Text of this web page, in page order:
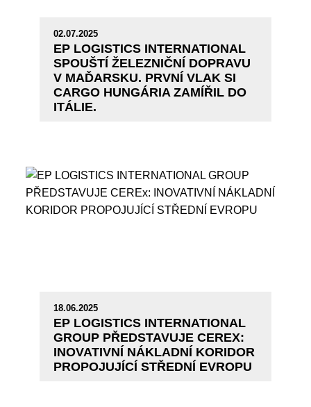
02.07.2025
EP LOGISTICS INTERNATIONAL
SPOUŠTÍ ŽELEZNIČNÍ DOPRAVU
V MAĎARSKU. PRVNÍ VLAK SI
CARGO HUNGÁRIA ZAMÍŘIL DO
ITÁLIE.
18.06.2025
EP LOGISTICS INTERNATIONAL
GROUP PŘEDSTAVUJE CEREX:
INOVATIVNÍ NÁKLADNÍ KORIDOR
PROPOJUJÍCÍ STŘEDNÍ EVROPU